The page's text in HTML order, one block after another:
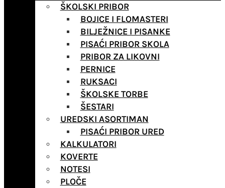
ŠKOLSKI PRIBOR
BOJICE I FLOMASTERI
BILJEŽNICE I PISANKE
PISAĆI PRIBOR SKOLA
PRIBOR ZA LIKOVNI
PERNICE
RUKSACI
ŠKOLSKE TORBE
ŠESTARI
UREDSKI ASORTIMAN
PISAĆI PRIBOR URED
KALKULATORI
KOVERTE
NOTESI
PLOČE